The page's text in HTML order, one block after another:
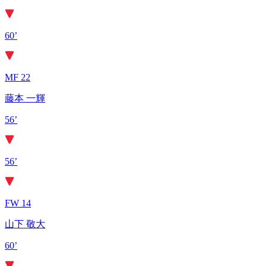
60’
MF 22
藤本 一輝
56’
56’
FW 14
山下 敬大
60’